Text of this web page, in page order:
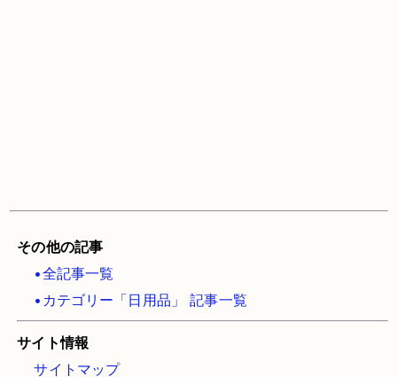
その他の記事
•全記事一覧
•カテゴリー「日用品」 記事一覧
サイト情報
サイトマップ